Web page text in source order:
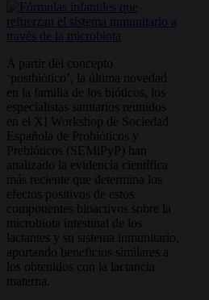
A partir del concepto
‘postbiótico’, la última novedad
en la familia de los bióticos, los
especialistas sanitarios reunidos
en el XI Workshop de Sociedad
Española de Probióticos y
Prebióticos (SEMiPyP) han
analizado la evidencia científica
más reciente que determina los
efectos positivos de estos
componentes bioactivos sobre la
microbiota intestinal de los
lactantes y su sistema inmunitario,
aportando beneficios similares a
los obtenidos con la lactancia
materna.